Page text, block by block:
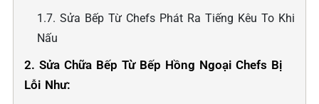
1.7. Sửa Bếp Từ Chefs Phát Ra Tiếng Kêu To Khi
Nấu
2. Sửa Chữa Bếp Từ Bếp Hồng Ngoại Chefs Bị
Lỗi Như: